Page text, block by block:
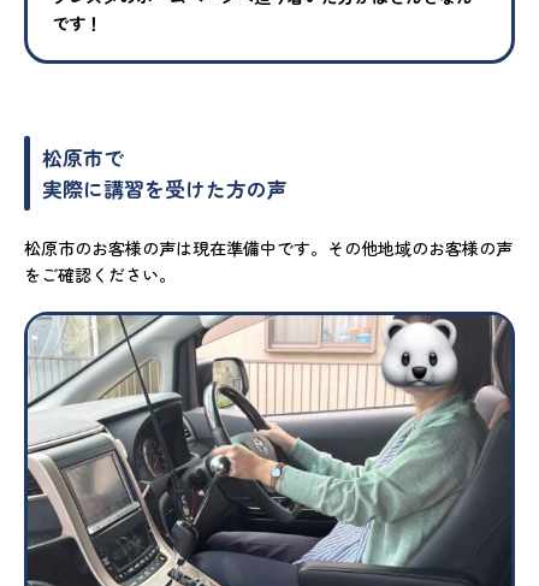
です！
松原市で
実際に講習を受けた方の声
松原市のお客様の声は現在準備中です。その他地域のお客様の声
をご確認ください。